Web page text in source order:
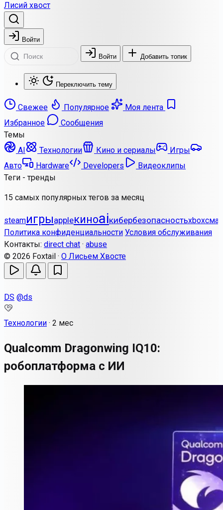
Лисий хвост
Войти
Войти Добавить топик
Переключить тему
Свежее Популярное
Моя лента
Избранное
Сообщения
Темы
AI
Технологии Кино и сериалы
Игры
Авто
Hardware Developers
Видеоклипы
Теги - тренды
15 самых популярных тегов за месяц
steamигрыappleкиноaiкибербезопасностьxbox
Политика конфиденциальности Условия обслуживания
Контакты: direct chat · abuse
© 2026 Foxtail · О Лисьем Хвосте
DS @ds
Технологии · 2 мес
Qualcomm Dragonwing IQ10:
робоплатформа с ИИ